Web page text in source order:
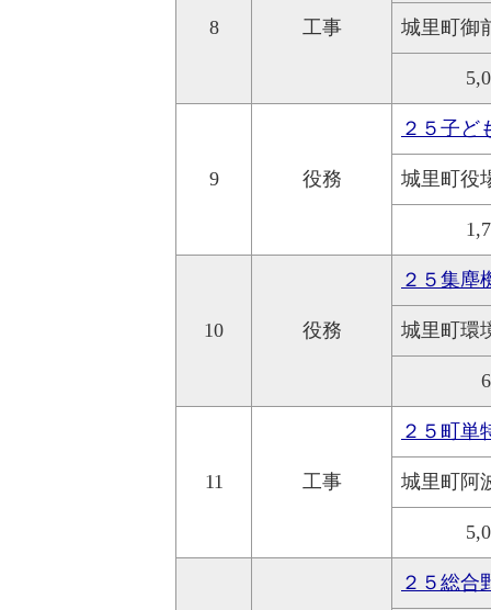
8 工事 城里町御
9 役務
２５子ど
城里町役
10 役務
２５集塵
城里町環
11 工事
２５町
城里町阿
２５総